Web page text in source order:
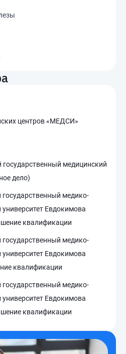
центров «МЕДСИ»
медицинский
дело)
медико-
Евдокимова
квалификации
медико-
Евдокимова
квалификации
медико-
Евдокимова
квалификации